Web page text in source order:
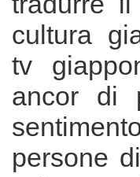
cultura
tv
ancor di
persone